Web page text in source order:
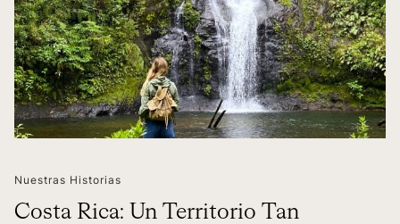
Nuestras Historias
Costa Rica: Un Territorio Tan